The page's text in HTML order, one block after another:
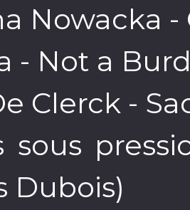
Nowacka -
- Not a
Clerck -
sous
Dubois)